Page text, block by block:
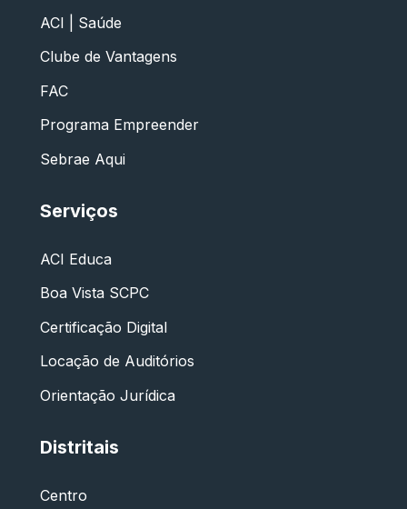
ACI | Saúde
Clube de Vantagens
FAC
Programa Empreender
Sebrae Aqui
Serviços
ACI Educa
Boa Vista SCPC
Certificação Digital
Locação de Auditórios
Orientação Jurídica
Distritais
Centro